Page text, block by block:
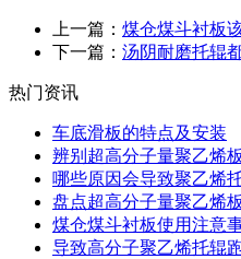
上一篇： 煤仓煤斗衬板
下一篇： 汤阴耐磨托辊
热门资讯
车底滑板的特点及安装
辨别超高分子量聚乙烯
哪些原因会导致聚乙烯
盘点超高分子量聚乙烯
煤仓煤斗衬板使用注意
导致高分子聚乙烯托辊